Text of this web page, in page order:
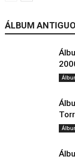
ÁLBUM ANTIGUO